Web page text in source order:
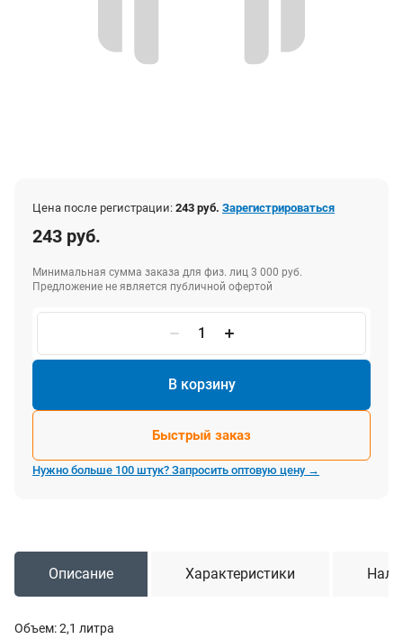
Цена после регистрации: 243 руб. Зарегистрироваться
243 руб.
Минимальная сумма заказа для физ. лиц 3 000 руб.
Предложение не является публичной офертой
В корзину
Быстрый заказ
Нужно больше 100 штук? Запросить оптовую цену →
Описание Характеристики
Объем: 2,1 литра